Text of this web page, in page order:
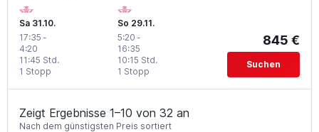
Sa 31.10.
17:35 -
4:20
1 Stopp
11:45 Std.
So 29.11.
5:20 -
16:35
1 Stopp
10:15 Std.
845 €
Suchen
Zeigt Ergebnisse 1–10 von 32 an
Nach dem günstigsten Preis sortiert